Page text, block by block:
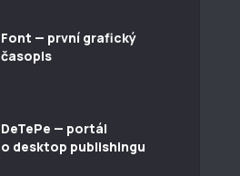
Font — první grafický
časopis
DeTePe — portál
o desktop publishingu